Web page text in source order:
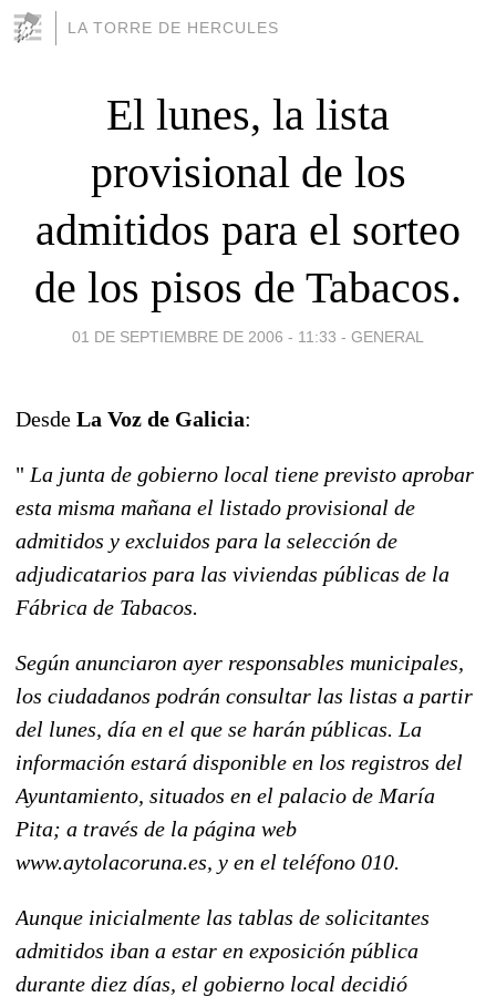
LA TORRE DE HERCULES
El lunes, la lista
provisional de los
admitidos para el sorteo
de los pisos de Tabacos.
01 DE SEPTIEMBRE DE 2006 - 11:33 - GENERAL
Desde La Voz de Galicia:
" La junta de gobierno local tiene previsto aprobar
esta misma mañana el listado provisional de
admitidos y excluidos para la selección de
adjudicatarios para las viviendas públicas de la
Fábrica de Tabacos.
Según anunciaron ayer responsables municipales,
los ciudadanos podrán consultar las listas a partir
del lunes, día en el que se harán públicas. La
información estará disponible en los registros del
Ayuntamiento, situados en el palacio de María
Pita; a través de la página web
www.aytolacoruna.es, y en el teléfono 010.
Aunque inicialmente las tablas de solicitantes
admitidos iban a estar en exposición pública
durante diez días, el gobierno local decidió